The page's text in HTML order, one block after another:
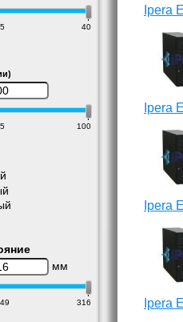
40
100
мм
316
Ipera
Ipera
Ipera
Ipera